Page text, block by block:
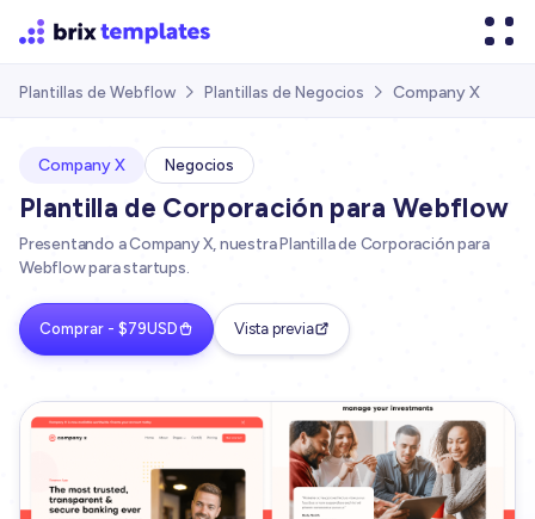
Plantillas de Webflow  Plantillas de Negocios  Company X
Company X Negocios
Plantilla de Corporación para Webflow
Presentando a Company X, nuestra Plantilla de Corporación para
Webflow para startups.
Comprar - $79USD Vista previa